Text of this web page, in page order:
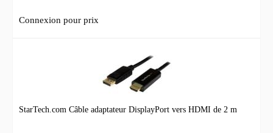
Connexion pour prix
StarTech.com Câble adaptateur DisplayPort vers HDMI de 2 m